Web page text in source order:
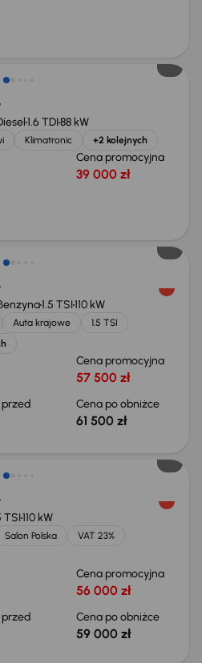
1.6 TDI88 kW
Klimatronic +2 kolejnych
Cena promocyjna
39 000 zł
1.5 TSI110 kW
Auta krajowe
1.5 TSI
Cena promocyjna
57 500 zł
przed
Cena po obniżce
61 500 zł
TSI110 kW
Salon Polska
VAT 23%
Cena promocyjna
56 000 zł
przed
Cena po obniżce
59 000 zł